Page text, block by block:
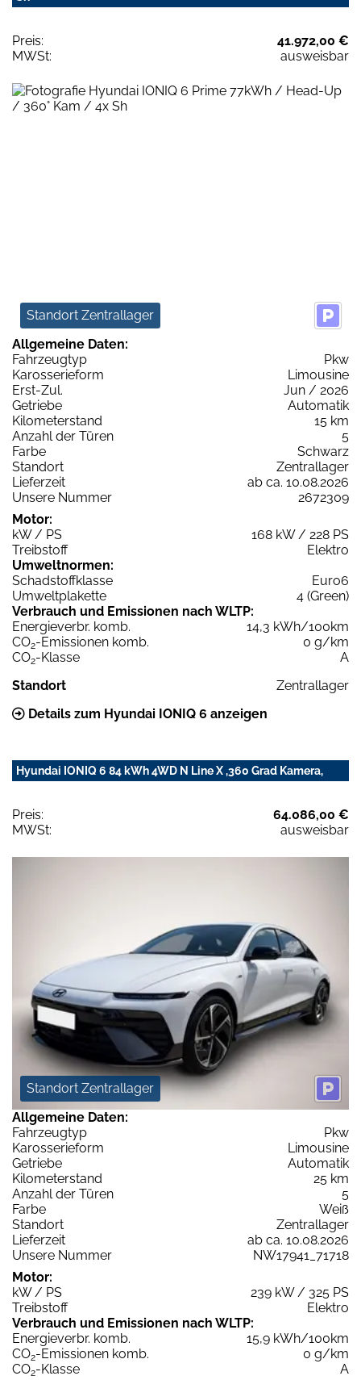
Preis:
41.972,00 €
MWSt:
ausweisbar
Standort Zentrallager
Allgemeine Daten:
Fahrzeugtyp
Pkw
Karosserieform
Limousine
Erst-Zul.
Jun / 2026
Getriebe
Automatik
Kilometerstand
15 km
Anzahl der Türen
5
Farbe
Schwarz
Standort
Zentrallager
Lieferzeit
ab ca. 10.08.2026
Unsere Nummer
2672309
Motor:
kW / PS
168 kW / 228 PS
Treibstoff
Elektro
Umweltnormen:
Schadstoffklasse
Euro6
Umweltplakette
4 (Green)
Verbrauch und Emissionen nach WLTP:
Energieverbr. komb.
14,3 kWh/100km
CO2-Emissionen komb.
0 g/km
CO2-Klasse
A
Standort
Zentrallager
Details zum Hyundai IONIQ 6 anzeigen
Hyundai IONIQ 6 84 kWh 4WD N Line X ,360 Grad Kamera,
Preis:
64.086,00 €
MWSt:
ausweisbar
Standort Zentrallager
Allgemeine Daten:
Fahrzeugtyp
Pkw
Karosserieform
Limousine
Getriebe
Automatik
Kilometerstand
25 km
Anzahl der Türen
5
Farbe
Weiß
Standort
Zentrallager
Lieferzeit
ab ca. 10.08.2026
Unsere Nummer
NW17941_71718
Motor:
kW / PS
239 kW / 325 PS
Treibstoff
Elektro
Verbrauch und Emissionen nach WLTP:
Energieverbr. komb.
15,9 kWh/100km
CO2-Emissionen komb.
0 g/km
CO2-Klasse
A